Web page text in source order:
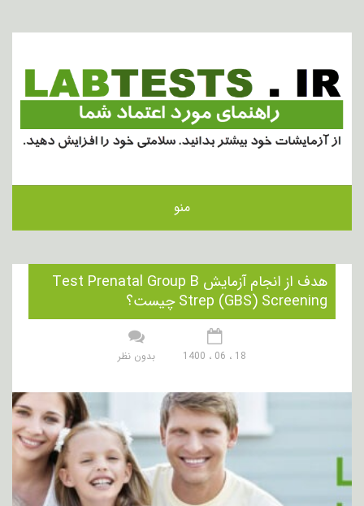
منو
هدف از انجام آزمایش Test Prenatal Group B
Strep (GBS) Screening چیست؟
18 ، 06 ، 1400 بدون نظر